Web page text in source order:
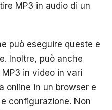
MP3 in audio di un
può eseguire queste e
Inoltre, può anche
in video in vari
online in un browser e
configurazione. Non